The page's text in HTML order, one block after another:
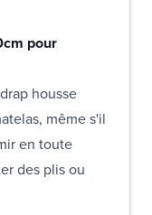
pour
housse
même s'il
en toute
des plis ou